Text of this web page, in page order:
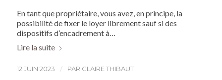
En tant que propriétaire, vous avez, en principe, la
possibilité de fixer le loyer librement sauf si des
dispositifs d’encadrement à…
Lire la suite
12 JUIN 2023 / PAR CLAIRE THIBAUT